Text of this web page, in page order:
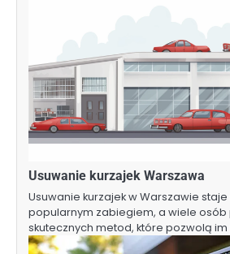
Usuwanie kurzajek Warszawa
Usuwanie kurzajek w Warszawie
popularnym zabiegiem, a wiele osób
skutecznych metod, które pozwolą